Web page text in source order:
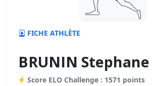
FICHE ATHLÈTE
BRUNIN Stephane
Score ELO Challenge : 1571 points